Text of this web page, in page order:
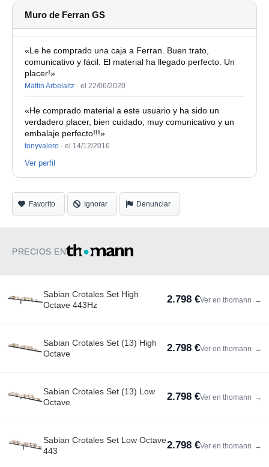
Muro de Ferran GS
«Le he comprado una caja a Ferran. Buen trato,
comunicativo y fácil. El material ha llegado perfecto. Un
placer!»
Mattin Arbelaitz · el 22/06/2020
«He comprado material a este usuario y ha sido un
verdadero placer, bien cuidado, muy comunicativo y un
embalaje perfecto!!!»
tonyvalero · el 14/12/2016
Ver perfil
Favorito Ignorar Denunciar
PRECIOS EN
Sabian Crotales Set High
Octave 443Hz
2.798 €Ver en thomann →
Sabian Crotales Set (13) High
Octave
2.798 €Ver en thomann →
Sabian Crotales Set (13) Low
Octave
2.798 €Ver en thomann →
Sabian Crotales Set Low Octave
443
2.798 €Ver en thomann →